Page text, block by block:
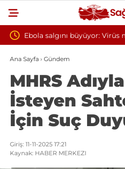
büyüyor: Virüs mutasyona
olabilir
Ana Sayfa › Gündem
MHRS
İsteyen
İçin Suç
Giriş: 11-11-2025 17:21
Kaynak: HABER MERKEZI